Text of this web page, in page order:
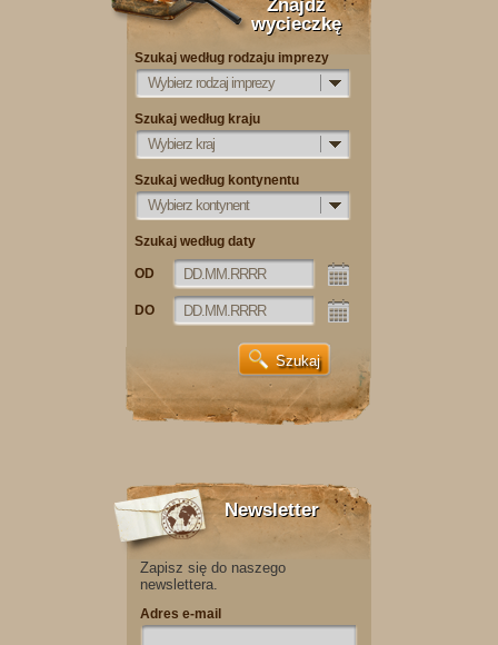
Znajdź
wycieczkę
Szukaj według rodzaju imprezy
Wybierz rodzaj imprezy
Szukaj według kraju
Wybierz kraj
Szukaj według kontynentu
Wybierz kontynent
Szukaj według daty
OD
DO
Newsletter
Zapisz się do naszego
newslettera.
Adres e-mail